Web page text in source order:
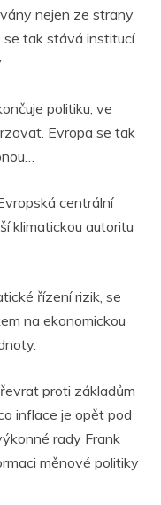
nejen ze strany
se tak stává institucí
politiku, ve
Evropa se tak
centrální
klimatickou autoritu
řízení rizik, se
na ekonomickou
proti základům
inflace je opět pod
rady Frank
měnové politiky